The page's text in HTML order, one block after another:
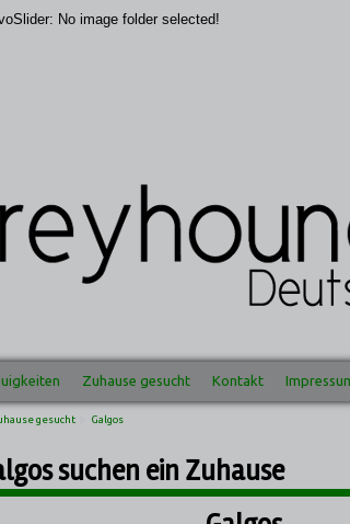
No image folder selected!
Zuhause gesucht Kontakt
gesucht Galgos
suchen ein Zuhause